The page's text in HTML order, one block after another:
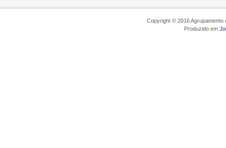
Copyright © 2016
Produzido em